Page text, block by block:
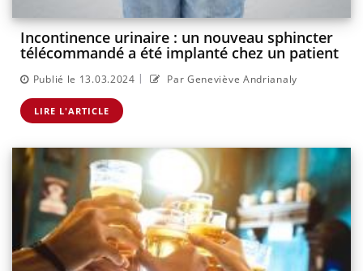
Incontinence urinaire : un nouveau sphincter
télécommandé a été implanté chez un patient
Publié le 13.03.2024 | Par Geneviève Andrianaly
LIRE L'ARTICLE